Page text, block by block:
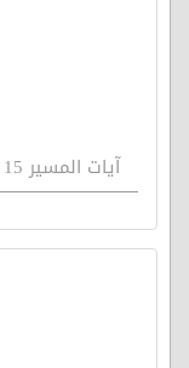
آيات المسير 15